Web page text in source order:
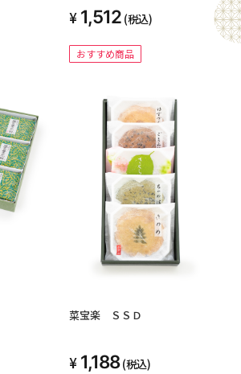
1,512 (税込)
おすすめ商品
菜宝楽 ＳＳＤ
1,188 (税込)